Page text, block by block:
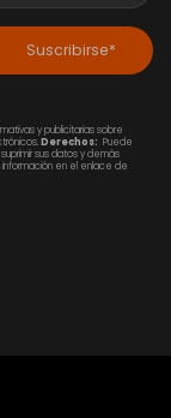
Suscribirse*
y publicitarias sobre
Derechos: Puede
sus datos y demás
información en el enlace de